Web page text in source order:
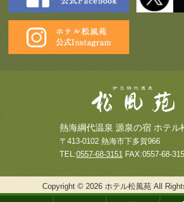
熱海綱代温泉 源泉の宿 ホテル
〒413-0102 熱海市下多賀966
TEL:0557-68-3151 FAX:0557-68-
Copyright © 2026 ホテル松風苑 All